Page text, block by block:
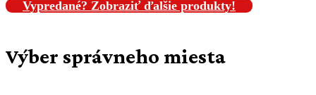
Vypredané? Zobraziť ďalšie produkty!
Výber správneho miesta